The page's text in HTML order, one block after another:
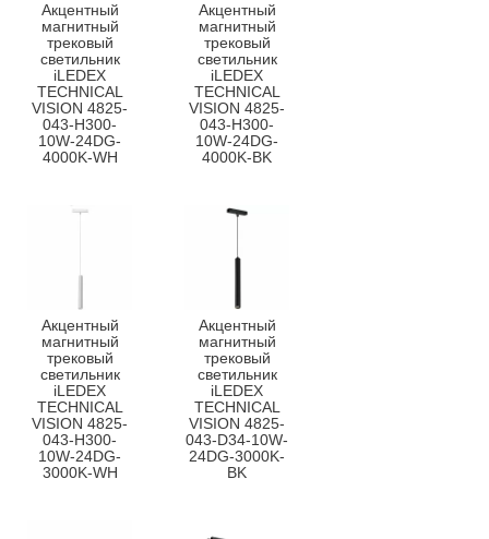
Акцентный
магнитный
трековый
светильник
iLEDEX
TECHNICAL
VISION 4825-
043-H300-
10W-24DG-
4000K-WH
Акцентный
магнитный
трековый
светильник
iLEDEX
TECHNICAL
VISION 4825-
043-H300-
10W-24DG-
4000K-BK
Акцентный
магнитный
трековый
светильник
iLEDEX
TECHNICAL
VISION 4825-
043-H300-
10W-24DG-
3000K-WH
Акцентный
магнитный
трековый
светильник
iLEDEX
TECHNICAL
VISION 4825-
043-D34-10W-
24DG-3000K-
BK